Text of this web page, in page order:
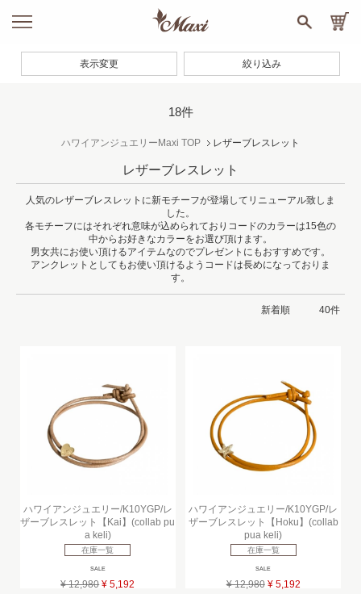
18件
ハワイアンジュエリーMaxi TOP レザーブレスレット
レザーブレスレット
人気のレザーブレスレットに新モチーフが登場してリニューアル致しま
した。
各モチーフにはそれぞれ意味が込められておりコードのカラーは15色の
中からお好きなカラーをお選び頂けます。
男女共にお使い頂けるアイテムなのでプレゼントにもおすすめです。
アンクレットとしてもお使い頂けるようコードは長めになっておりま
す。
ハワイアンジュエリー/K10YGP/レ
ザーブレスレット【Kai】(collab pu
a keli)
在庫一覧
SALE
¥ 12,980 ¥ 5,192
ハワイアンジュエリー/K10YGP/レ
ザーブレスレット【Hoku】(collab
pua keli)
在庫一覧
SALE
¥ 12,980 ¥ 5,192
表示変更 絞り込み